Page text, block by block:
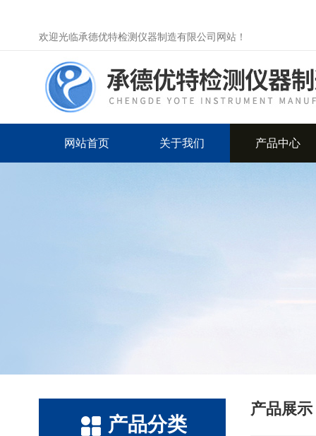
欢迎光临承德优特检测仪器制造有限公司网站！
网站首页 关于我们 产品中心
产品分类
产品展示